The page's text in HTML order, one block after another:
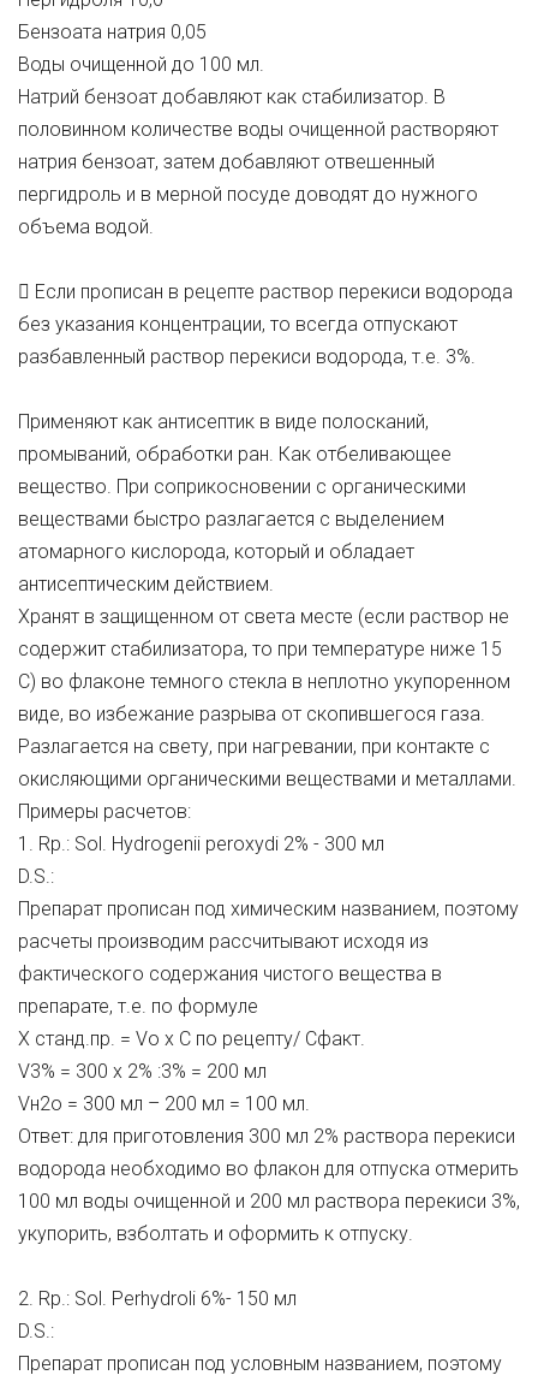
Бензоата натрия 0,05
Воды очищенной до 100 мл.
Натрий бензоат добавляют как стабилизатор. В
половинном количестве воды очищенной растворяют
натрия бензоат, затем добавляют отвешенный
пергидроль и в мерной посуде доводят до нужного
объема водой.
 Если прописан в рецепте раствор перекиси водорода
без указания концентрации, то всегда отпускают
разбавленный раствор перекиси водорода, т.е. 3%.
Применяют как антисептик в виде полосканий,
промываний, обработки ран. Как отбеливающее
вещество. При соприкосновении с органическими
веществами быстро разлагается с выделением
атомарного кислорода, который и обладает
антисептическим действием.
Хранят в защищенном от света месте (если раствор не
содержит стабилизатора, то при температуре ниже 15
С) во флаконе темного стекла в неплотно укупоренном
виде, во избежание разрыва от скопившегося газа.
Разлагается на свету, при нагревании, при контакте с
окисляющими органическими веществами и металлами.
Примеры расчетов:
1. Rp.: Sol. Hydrogenii peroxydi 2% - 300 мл
D.S.:
Препарат прописан под химическим названием, поэтому
расчеты производим рассчитывают исходя из
фактического содержания чистого вещества в
препарате, т.е. по формуле
Х станд.пр. = Vо х С по рецепту/ Cфакт.
V3% = 300 х 2% :3% = 200 мл
Vн2о = 300 мл – 200 мл = 100 мл.
Ответ: для приготовления 300 мл 2% раствора перекиси
водорода необходимо во флакон для отпуска отмерить
100 мл воды очищенной и 200 мл раствора перекиси 3%,
укупорить, взболтать и оформить к отпуску.
2. Rp.: Sol. Perhydroli 6%- 150 мл
D.S.:
Препарат прописан под условным названием, поэтому